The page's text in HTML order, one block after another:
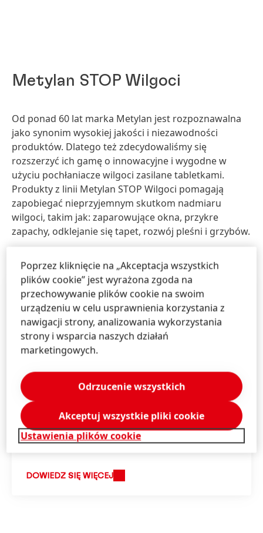
Metylan STOP Wilgoci
Od ponad 60 lat marka Metylan jest rozpoznawalna
jako synonim wysokiej jakości i niezawodności
produktów. Dlatego też zdecydowaliśmy się
rozszerzyć ich gamę o innowacyjne i wygodne w
użyciu pochłaniacze wilgoci zasilane tabletkami.
Produkty z linii Metylan STOP Wilgoci pomagają
zapobiegać nieprzyjemnym skutkom nadmiaru
wilgoci, takim jak: zaparowujące okna, przykre
zapachy, odklejanie się tapet, rozwój pleśni i grzybów.
DOWIEDZ SIĘ WIĘCEJ
Poprzez kliknięcie na „Akceptacja wszystkich
plików cookie” jest wyrażona zgoda na
przechowywanie plików cookie na swoim
urządzeniu w celu usprawnienia korzystania z
nawigacji strony, analizowania wykorzystania
strony i wsparcia naszych działań
marketingowych.
Ustawienia plików cookie
Odrzucenie wszystkich
Akceptuj wszystkie pliki cookie